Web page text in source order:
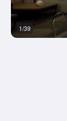
1/39